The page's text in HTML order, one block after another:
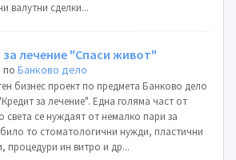
валутни сделки...
за лечение "Спаси живот"
поБанково дело
бизнес проект по предмета Банково дело
за лечение". Една голяма част от
света се нуждаят от немалко пари за
то стоматологични нужди, пластични
процедури ин витро и др...